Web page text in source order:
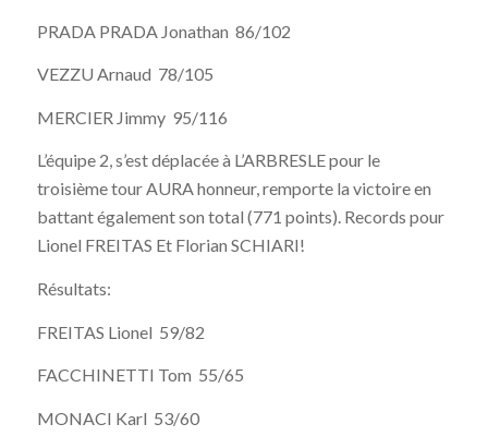
PRADA PRADA Jonathan 86/102
VEZZU Arnaud 78/105
MERCIER Jimmy 95/116
L’équipe 2, s’est déplacée à L’ARBRESLE pour le
troisième tour AURA honneur, remporte la victoire en
battant également son total (771 points). Records pour
Lionel FREITAS Et Florian SCHIARI!
Résultats:
FREITAS Lionel 59/82
FACCHINETTI Tom 55/65
MONACI Karl 53/60